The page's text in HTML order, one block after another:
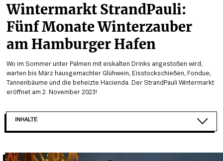
Wintermarkt StrandPauli:
Fünf Monate Winterzauber
am Hamburger Hafen
Wo im Sommer unter Palmen mit eiskalten Drinks angestoßen wird,
warten bis März hausgemachter Glühwein, Eisstockschießen, Fondue,
Tannenbäume und die beheizte Hacienda. Der StrandPauli Wintermarkt
eröffnet am 2. November 2023!
INHALTE
WEIHNACHTSMARKT IN HAMBURG? WINTERMARKT ST...